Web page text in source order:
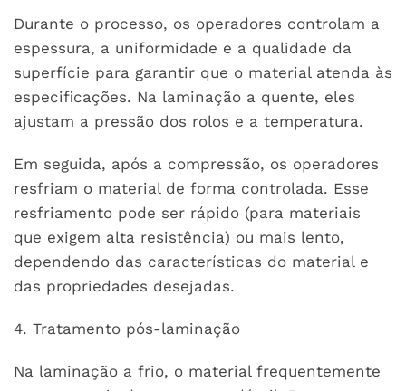
Durante o processo, os operadores controlam a
espessura, a uniformidade e a qualidade da
superfície para garantir que o material atenda às
especificações. Na laminação a quente, eles
ajustam a pressão dos rolos e a temperatura.
Em seguida, após a compressão, os operadores
resfriam o material de forma controlada. Esse
resfriamento pode ser rápido (para materiais
que exigem alta resistência) ou mais lento,
dependendo das características do material e
das propriedades desejadas.
4. Tratamento pós-laminação
Na laminação a frio, o material frequentemente